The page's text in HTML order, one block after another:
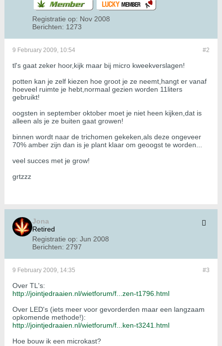
Registratie op: Nov 2008
Berichten: 1273
#2
9 February 2009, 10:54
tl's gaat zeker hoor,kijk maar bij micro kweekverslagen!
potten kan je zelf kiezen hoe groot je ze neemt,hangt er vanaf
hoeveel ruimte je hebt,normaal gezien worden 11liters
gebruikt!
oogsten in september oktober moet je niet heen kijken,dat is
alleen als je ze buiten gaat growen!
binnen wordt naar de trichomen gekeken,als deze ongeveer
70% amber zijn dan is je plant klaar om geoogst te worden...
veel succes met je grow!
grtzzz
Jona
Retired
Registratie op: Jun 2008
Berichten: 2797
#3
9 February 2009, 14:35
Over TL's:
http://jointjedraaien.nl/wietforum/f...zen-t1796.html
Over LED's (iets meer voor gevorderden maar een langzaam
opkomende methode!):
http://jointjedraaien.nl/wietforum/f...ken-t3241.html
Hoe bouw ik een microkast?